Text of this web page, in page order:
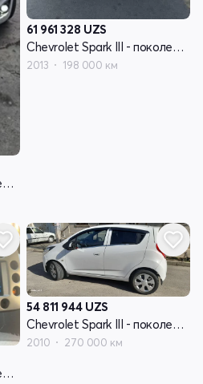
Chevrolet Spark III - поколение
61 961 328 UZS
Chevrolet Spark III - поколение
2013 198 000 км
Chevrolet Spark III - поколение
54 811 944 UZS
Chevrolet Spark III - поколение
2010 270 000 км